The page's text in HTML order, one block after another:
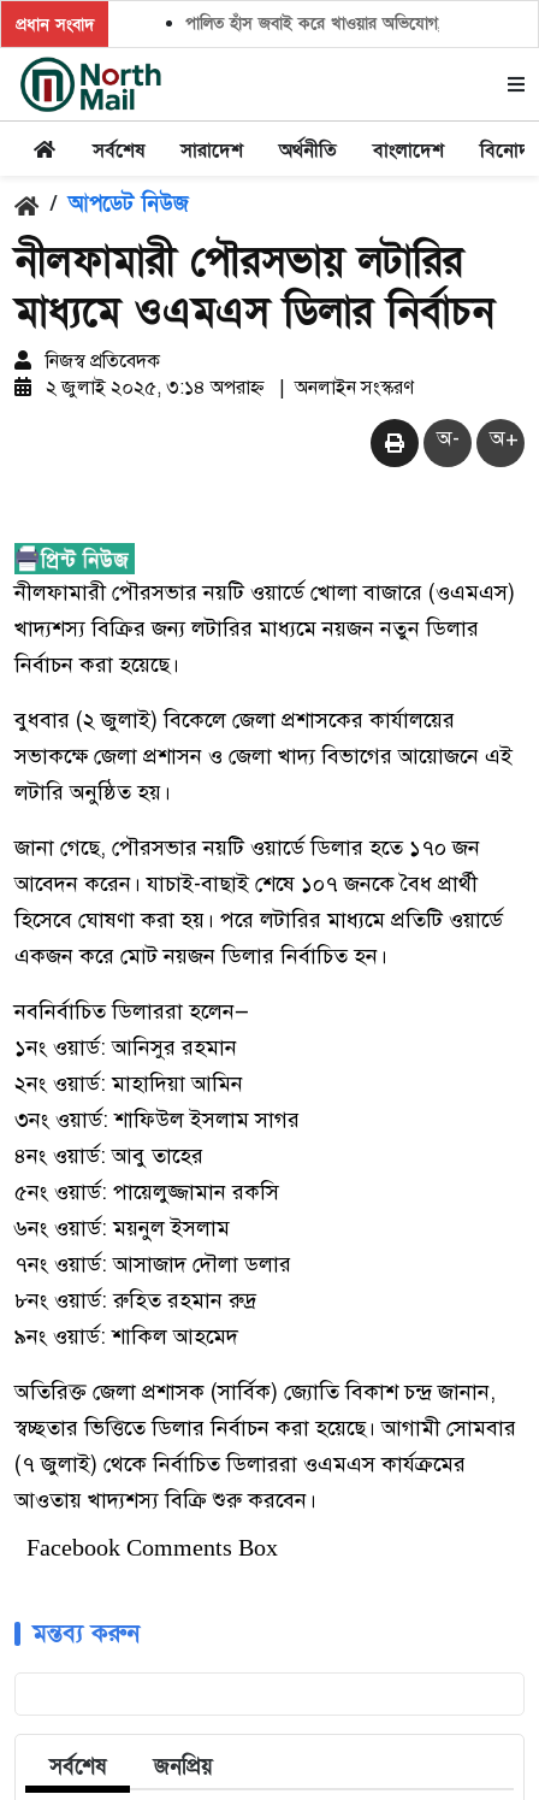
প্রধান সংবাদ পালিত হাঁস জবাই করে খাওয়ার অভিযোগ,সালিশ চাইলে
সর্বশেষ সারাদেশ অর্থনীতি বাংলাদেশ
/ আপডেট নিউজ
নীলফামারী পৌরসভায় লটারির
মাধ্যমে ওএমএস ডিলার নির্বাচন
নিজস্ব প্রতিবেদক
২ জুলাই ২০২৫, ৩:১৪ অপরাহ্ন
অনলাইন সংস্করণ
অ- অ+
নীলফামারী পৌরসভার নয়টি ওয়ার্ডে খোলা বাজারে (ওএমএস)
খাদ্যশস্য বিক্রির জন্য লটারির মাধ্যমে নয়জন নতুন ডিলার
নির্বাচন করা হয়েছে।
বুধবার (২ জুলাই) বিকেলে জেলা প্রশাসকের কার্যালয়ের
সভাকক্ষে জেলা প্রশাসন ও জেলা খাদ্য বিভাগের আয়োজনে এই
লটারি অনুষ্ঠিত হয়।
জানা গেছে, পৌরসভার নয়টি ওয়ার্ডে ডিলার হতে ১৭০ জন
আবেদন করেন। যাচাই-বাছাই শেষে ১০৭ জনকে বৈধ প্রার্থী
হিসেবে ঘোষণা করা হয়। পরে লটারির মাধ্যমে প্রতিটি ওয়ার্ডে
একজন করে মোট নয়জন ডিলার নির্বাচিত হন।
নবনির্বাচিত ডিলাররা হলেন—
১নং ওয়ার্ড: আনিসুর রহমান
২নং ওয়ার্ড: মাহাদিয়া আমিন
৩নং ওয়ার্ড: শাফিউল ইসলাম সাগর
৪নং ওয়ার্ড: আবু তাহের
৫নং ওয়ার্ড: পায়েলুজ্জামান রকসি
৬নং ওয়ার্ড: ময়নুল ইসলাম
৭নং ওয়ার্ড: আসাজাদ দৌলা ডলার
৮নং ওয়ার্ড: রুহিত রহমান রুদ্র
৯নং ওয়ার্ড: শাকিল আহমেদ
অতিরিক্ত জেলা প্রশাসক (সার্বিক) জ্যোতি বিকাশ চন্দ্র জানান,
স্বচ্ছতার ভিত্তিতে ডিলার নির্বাচন করা হয়েছে। আগামী সোমবার
(৭ জুলাই) থেকে নির্বাচিত ডিলাররা ওএমএস কার্যক্রমের
আওতায় খাদ্যশস্য বিক্রি শুরু করবেন।
Facebook Comments Box
মন্তব্য করুন
সর্বশেষ জনপ্রিয়